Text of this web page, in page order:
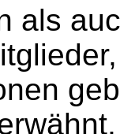
als